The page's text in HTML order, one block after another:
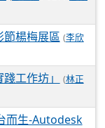
節楊梅展區 (李欣
工作坊」 (林正
而生-Autodesk